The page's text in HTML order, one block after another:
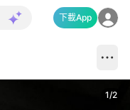
下載App
1/2